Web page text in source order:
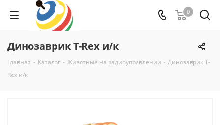
0
Динозаврик T-Rex и/к
Главная - Каталог - Животные на радиоуправлении - Динозаврик T-
Rex и/к